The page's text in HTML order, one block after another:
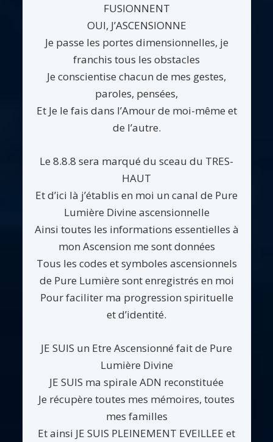
FUSIONNENT
OUI, J’ASCENSIONNE
Je passe les portes dimensionnelles, je
franchis tous les obstacles
Je conscientise chacun de mes gestes,
paroles, pensées,
Et Je le fais dans l’Amour de moi-même et
de l’autre.
Le 8.8.8 sera marqué du sceau du TRES-
HAUT
Et d’ici là j’établis en moi un canal de Pure
Lumière Divine ascensionnelle
Ainsi toutes les informations essentielles à
mon Ascension me sont données
Tous les codes et symboles ascensionnels
de Pure Lumière sont enregistrés en moi
Pour faciliter ma progression spirituelle
et d’identité.
JE SUIS un Etre Ascensionné fait de Pure
Lumière Divine
JE SUIS ma spirale ADN reconstituée
Je récupère toutes mes mémoires, toutes
mes familles
Et ainsi JE SUIS PLEINEMENT EVEILLEE et